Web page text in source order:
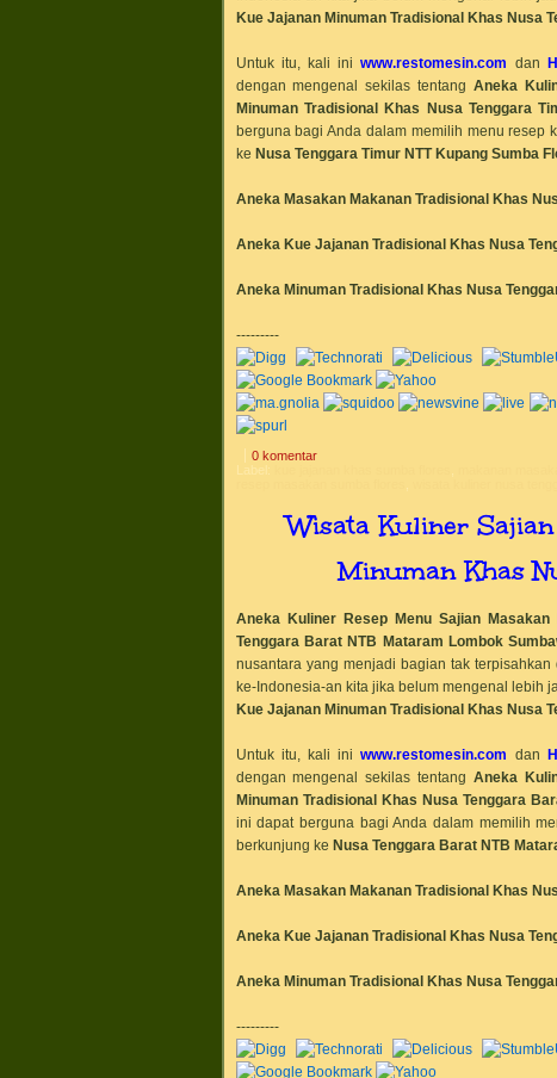
Kue Jajanan Minuman Tradisional Khas Nusa
Untuk itu, kali iniwww.restomesin.com dan
dengan mengenal sekilas tentang Aneka
Minuman Tradisional Khas Nusa Tenggara
berguna bagi Anda dalam memilih menu resep
ke Nusa Tenggara Timur NTTKupang Sumba
Aneka Masakan Makanan Tradisional Khas
Aneka Kue Jajanan Tradisional Khas Nusa
Aneka Minuman Tradisional Khas Nusa
---------
0 komentar
Label:
Wisata Kuliner
Minuman Khas
Aneka Kuliner Resep Menu Sajian
Tenggara Barat NTB MataramLombok
nusantara yang menjadi bagian tak
ke-Indonesia-an kita jika belum mengenal lebih
Kue Jajanan Minuman Tradisional Khas Nusa
Untuk itu, kali iniwww.restomesin.com dan
dengan mengenal sekilas tentang Aneka
Minuman Tradisional Khas Nusa Tenggara
ini dapat berguna bagi Anda dalam memilih
berkunjung ke Nusa Tenggara Barat NTB
Aneka Masakan Makanan Tradisional Khas
Aneka Kue Jajanan Tradisional Khas Nusa
Aneka Minuman Tradisional Khas Nusa
---------